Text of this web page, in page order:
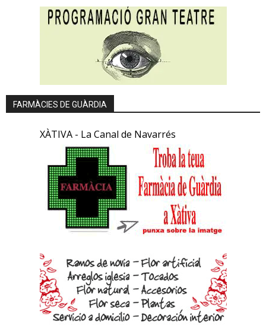
FARMÀCIES DE GUÀRDIA
XÀTIVA - La Canal de Navarrés